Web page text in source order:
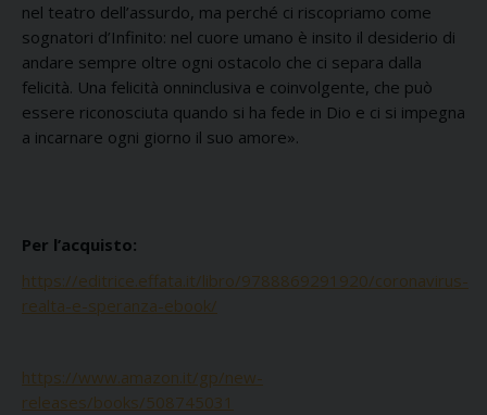
nel teatro dell’assurdo, ma perché ci riscopriamo come
sognatori d’Infinito: nel cuore umano è insito il desiderio di
andare sempre oltre ogni ostacolo che ci separa dalla
felicità. Una felicità onninclusiva e coinvolgente, che può
essere riconosciuta quando si ha fede in Dio e ci si impegna
a incarnare ogni giorno il suo amore».
Per l’acquisto:
https://editrice.effata.it/libro/9788869291920/coronavirus-
realta-e-speranza-ebook/
https://www.amazon.it/gp/new-
releases/books/508745031